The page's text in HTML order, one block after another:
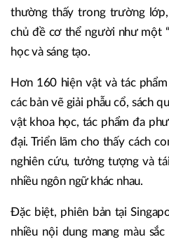
thường thấy trong trường
chủ đề cơ thể người như một
học và sáng tạo.
Hơn 160 hiện vật và tác
các bản vẽ giải phẫu cổ, sách
vật khoa học, tác phẩm đa
đại. Triển lãm cho thấy cách
nghiên cứu, tưởng tượng và
nhiều ngôn ngữ khác nhau.
Đặc biệt, phiên bản tại
nhiều nội dung mang màu